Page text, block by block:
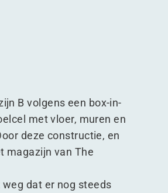
B volgens een box-in-
met vloer, muren en
deze constructie, en
magazijn van The
dat er nog steeds